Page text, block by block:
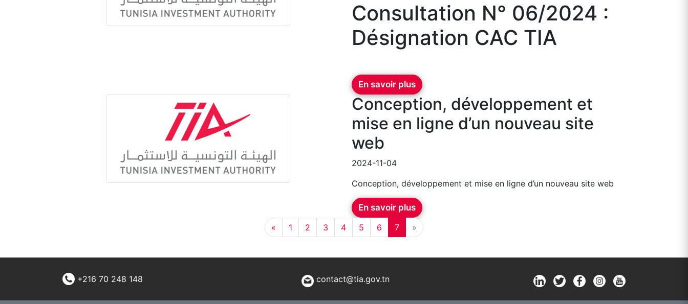
Consultation N° 06/2024 :
Désignation CAC TIA
En savoir plus
Conception, développement et
mise en ligne d’un nouveau site
web
2024-11-04
Conception, développement et mise en ligne d’un nouveau site web
En savoir plus
«
1 2 3 4 5 6 7 »
+216 70 248 148 contact@tia.gov.tn